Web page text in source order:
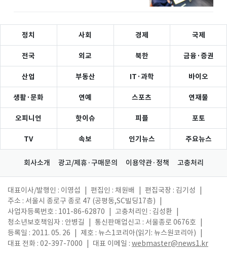
정치 사회 경제 국제
전국 외교 북한 금융·증권
산업 부동산 IT·과학 바이오
생활·문화 연예 스포츠 연재물
오피니언 핫이슈 피플 포토
TV 속보 인기뉴스 주요뉴스
회사소개 광고/제휴·구매문의 이용약관·정책 고충처리
대표이사/발행인 : 이영섭 편집인 : 채원배 편집국장 : 김기성
주소 : 서울시 종로구 종로 47 (공평동,SC빌딩17층)
사업자등록번호 : 101-86-62870
고충처리인 : 김성환
청소년보호책임자 : 안병길
통신판매업신고 : 서울종로 0676호
등록일 : 2011. 05. 26
제호 : 뉴스1코리아(읽기: 뉴스원코리아)
대표 전화 : 02-397-7000
대표 이메일 : webmaster@news1.kr